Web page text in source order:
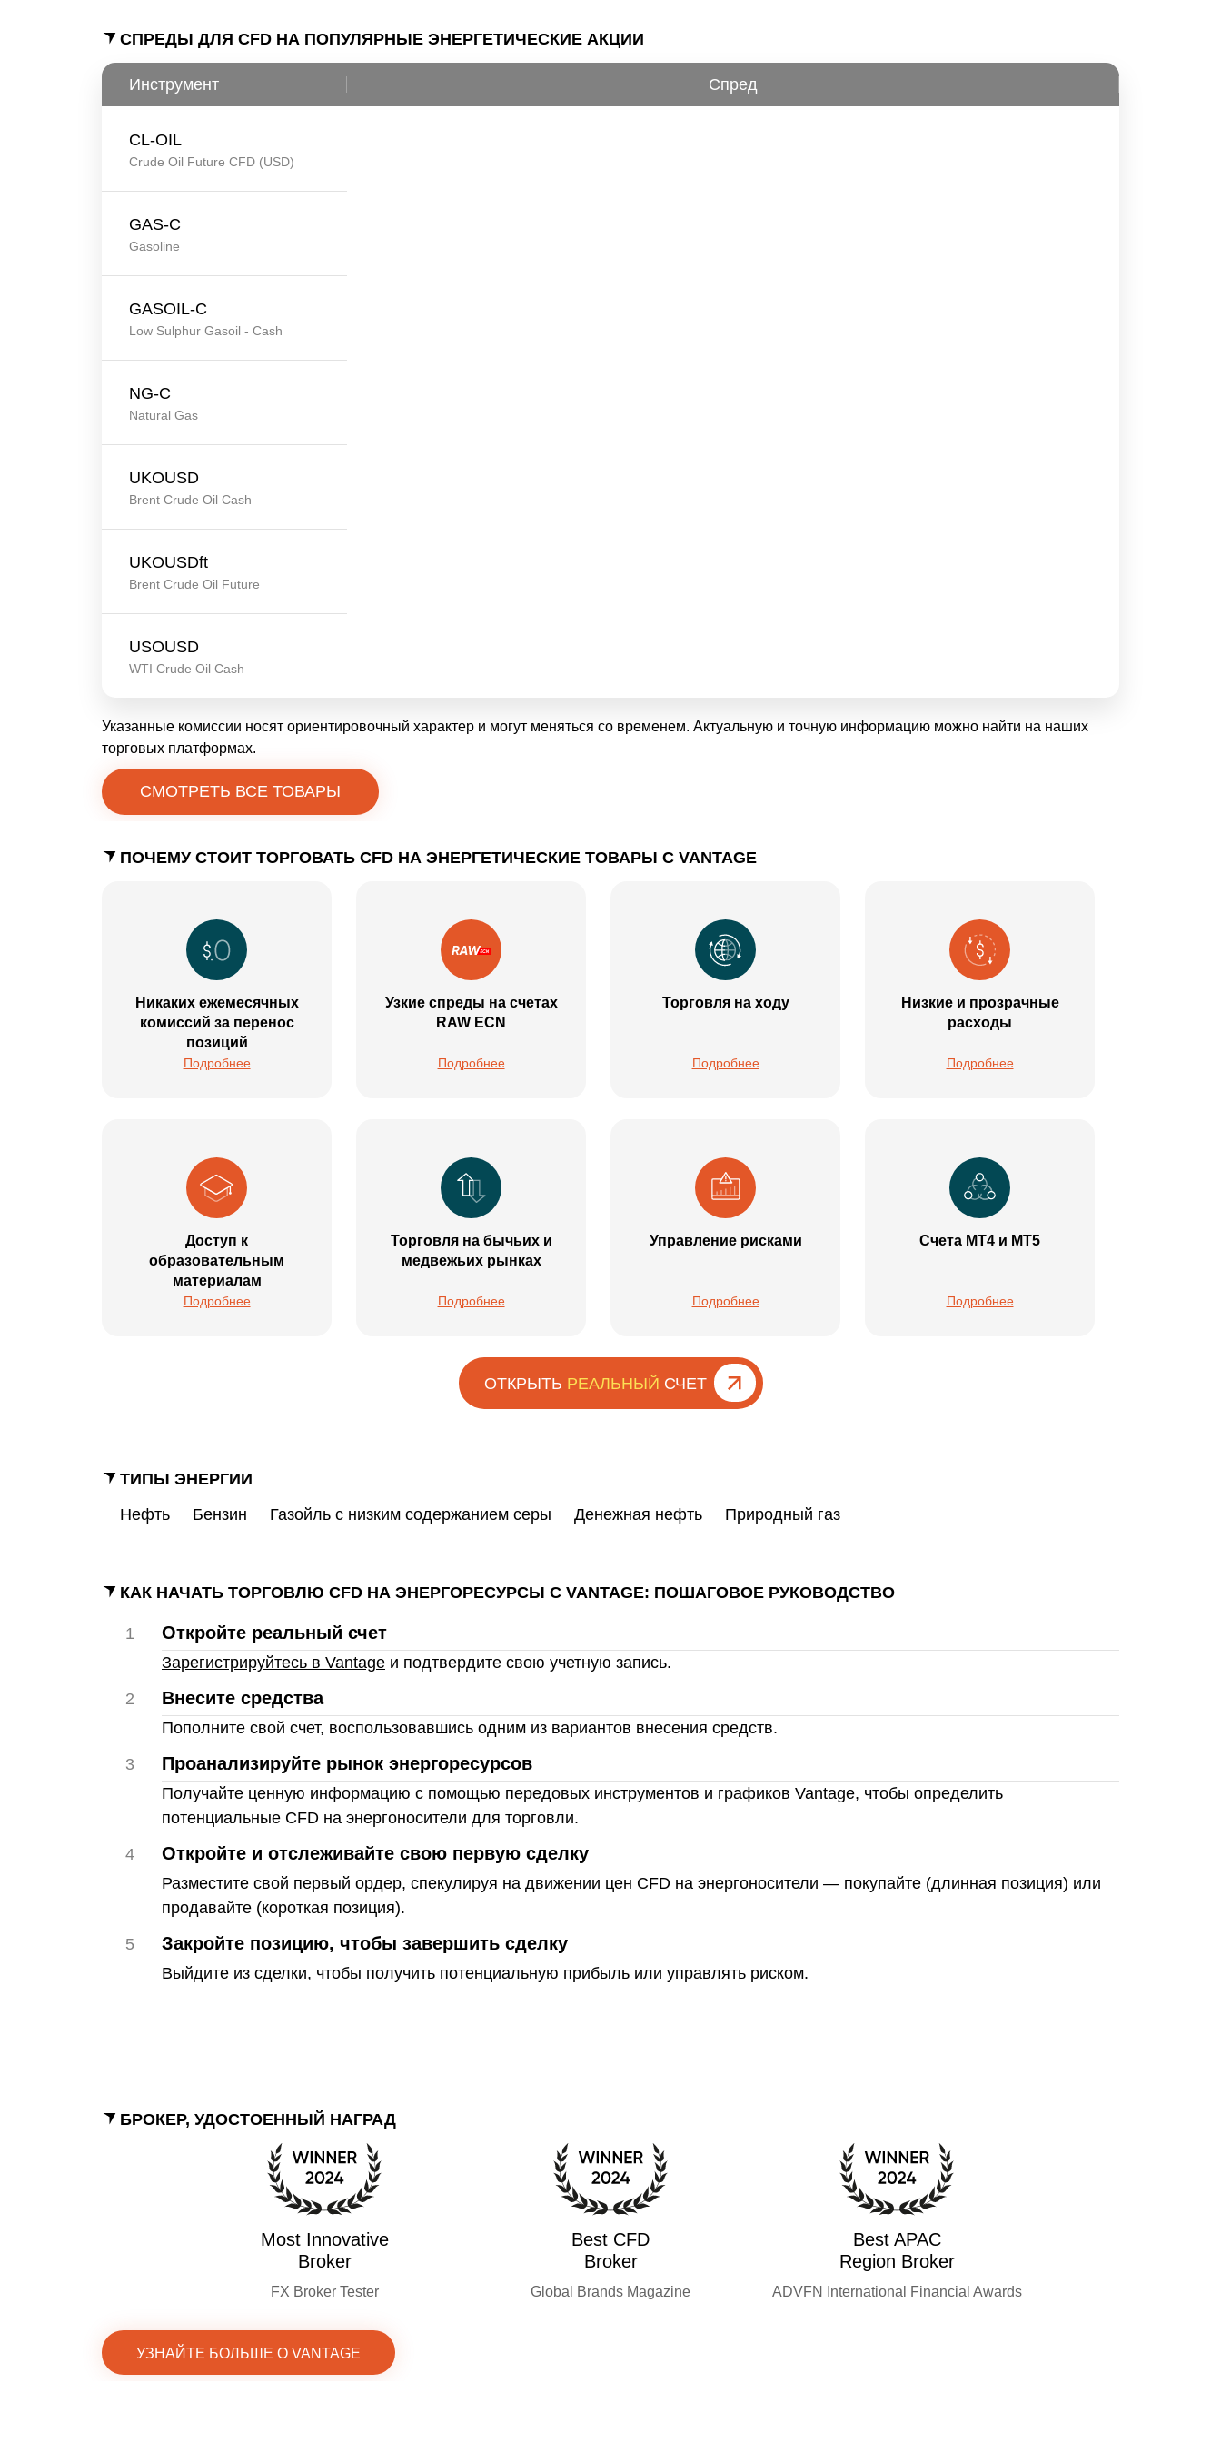
СПРЕДЫ ДЛЯ CFD НА ПОПУЛЯРНЫЕ ЭНЕРГЕТИЧЕСКИЕ АКЦИИ
Инструмент
CL-OIL
Crude Oil Future CFD (USD)
GAS-C
Gasoline
GASOIL-C
Low Sulphur Gasoil - Cash
NG-C
Natural Gas
UKOUSD
Brent Crude Oil Cash
UKOUSDft
Brent Crude Oil Future
USOUSD
WTI Crude Oil Cash
Спред
Указанные комиссии носят ориентировочный характер и могут меняться со временем. Актуальную и точную информацию можно найти на наших
торговых платформах.
СМОТРЕТЬ ВСЕ ТОВАРЫ
ПОЧЕМУ СТОИТ ТОРГОВАТЬ CFD НА ЭНЕРГЕТИЧЕСКИЕ ТОВАРЫ С VANTAGE
Никаких ежемесячных
комиссий за перенос
позиций
Подробнее
Узкие спреды на счетах
RAW ECN
Подробнее
Торговля на ходу
Подробнее
Низкие и прозрачные
расходы
Подробнее
Доступ к
образовательным
материалам
Подробнее
Торговля на бычьих и
медвежьих рынках
Подробнее
Управление рисками
Подробнее
Счета MT4 и MT5
Подробнее
ОТКРЫТЬ РЕАЛЬНЫЙ СЧЕТ
ТИПЫ ЭНЕРГИИ
Нефть
Бензин Газойль с низким содержанием серы Денежная нефть Природный газ
КАК НАЧАТЬ ТОРГОВЛЮ CFD НА ЭНЕРГОРЕСУРСЫ С VANTAGE: ПОШАГОВОЕ РУКОВОДСТВО
1 Откройте реальный счет
Зарегистрируйтесь в Vantage и подтвердите свою учетную запись.
2
Внесите средства
Пополните свой счет, воспользовавшись одним из вариантов внесения средств.
3
Проанализируйте рынок энергоресурсов
Получайте ценную информацию с помощью передовых инструментов и графиков Vantage, чтобы определить
потенциальные CFD на энергоносители для торговли.
4
Откройте и отслеживайте свою первую сделку
Разместите свой первый ордер, спекулируя на движении цен CFD на энергоносители — покупайте (длинная позиция) или
продавайте (короткая позиция).
5
Закройте позицию, чтобы завершить сделку
Выйдите из сделки, чтобы получить потенциальную прибыль или управлять риском.
БРОКЕР, УДОСТОЕННЫЙ НАГРАД
Most Innovative
Broker
FX Broker Tester
Best CFD
Broker
Global Brands Magazine
Best APAC
Region Broker
ADVFN International Financial Awards
УЗНАЙТЕ БОЛЬШЕ О VANTAGE